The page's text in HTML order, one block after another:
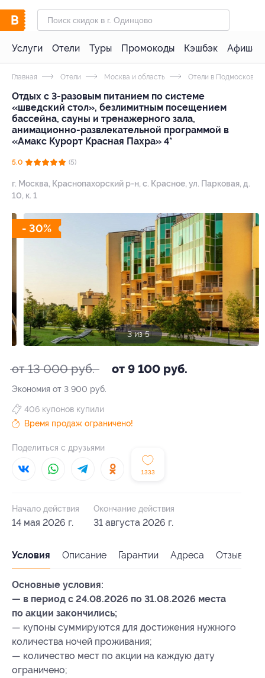
Услуги Отели Туры Промокоды Кэшбэк Афиша
Главная Отели Москва и область Отели в
Отдых с 3-разовым питанием по системе
«шведский стол», безлимитным посещением
бассейна, сауны и тренажерного зала,
анимационно-развлекательной программой в
«Амакс Курорт ‎Красная Пахра» 4*
5.0 (5)
г. Москва, Краснопахорский р-н, с. Красное, ул. Парковая, д.
10, к. 1
- 30%
3 из 5
от 13 000 руб. от 9 100 руб.
Экономия от 3 900 руб.
1333
406 купонов купили
Время продаж ограничено!
Поделиться с друзьями
Начало действия
14 мая 2026 г.
Окончание действия
31 августа 2026 г.
Условия Описание Гарантии Адреса Отзывы
Основные условия:
— в период с 24.08.2026 по 31.08.2026 места
по акции закончились;
— купоны суммируются для достижения нужного
количества ночей проживания;
— количество мест по акции на каждую дату
ограничено;